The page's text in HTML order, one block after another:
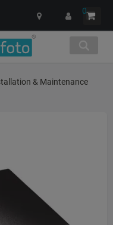
0
& Maintenance